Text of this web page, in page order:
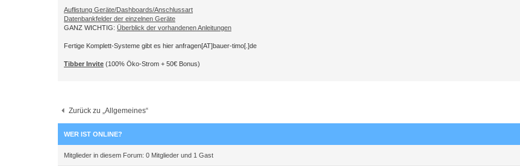
Auflistung Geräte/Dashboards/Anschlussart
Datenbankfelder der einzelnen Geräte
GANZ WICHTIG: Überblick der vorhandenen Anleitungen
Fertige Komplett-Systeme gibt es hier anfragen[AT]bauer-timo[.]de
Tibber Invite (100% Öko-Strom + 50€ Bonus)
Zurück zu „Allgemeines“
WER IST ONLINE?
Mitglieder in diesem Forum: 0 Mitglieder und 1 Gast